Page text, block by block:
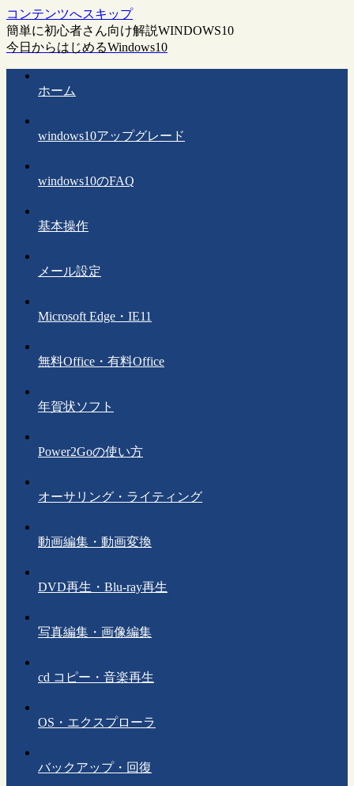
コンテンツへスキップ
簡単に初心者さん向け解説WINDOWS10
今日からはじめるWindows10
ホーム
windows10アップグレード
windows10のFAQ
基本操作
メール設定
Microsoft Edge・IE11
無料Office・有料Office
年賀状ソフト
Power2Goの使い方
オーサリング・ライティング
動画編集・動画変換
DVD再生・Blu-ray再生
写真編集・画像編集
cd コピー・音楽再生
OS・エクスプローラ
バックアップ・回復